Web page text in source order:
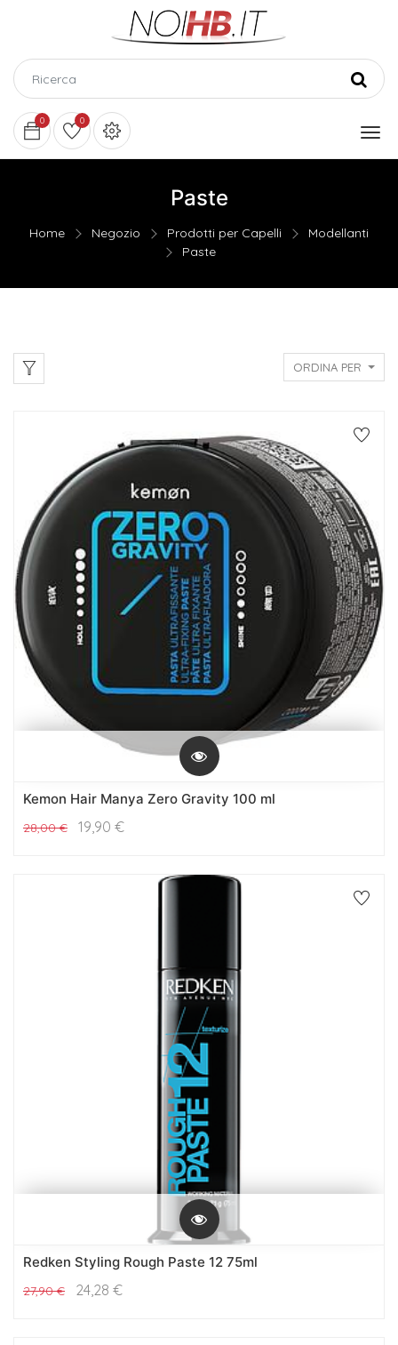
0 0
Paste
Home Negozio Prodotti per Capelli
Modellanti
Paste
ORDINA PER
Kemon Hair Manya Zero Gravity 100 ml
28,00€ 19,90 €
Redken Styling Rough Paste 12 75ml
27,90€ 24,28 €